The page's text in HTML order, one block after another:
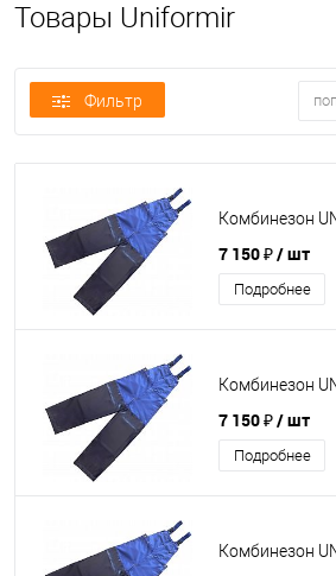
Товары Uniformir
Фильтр
Комбинезон
7 150 ₽/ шт
Подробнее
Комбинезон
7 150 ₽/ шт
Подробнее
Комбинезон